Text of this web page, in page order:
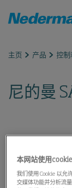
主页 产品 控
尼的曼
本网站使用
我们使用 Cookie 以允
交媒体功能并分析流